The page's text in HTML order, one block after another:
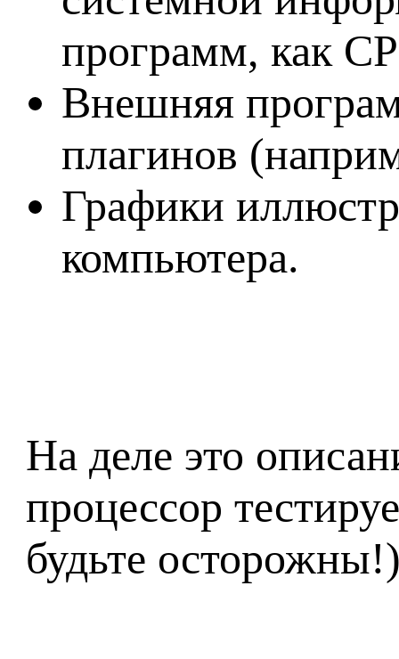
программ, как
Внешняя
плагинов
Графики
компьютера.
На деле это
процессор
будьте